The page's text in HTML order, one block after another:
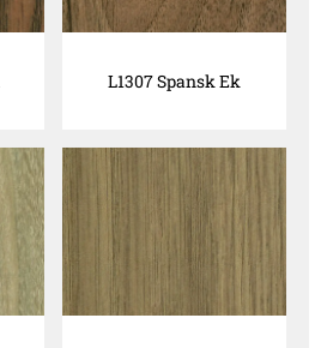
L1307 Spansk Ek